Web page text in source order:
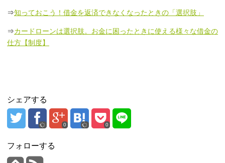
⇒知っておこう！借金を返済できなくなったときの「選択肢」
⇒カードローンは選択肢。お金に困ったときに使える様々な借金の
仕方【制度】
シェアする
0 0
フォローする